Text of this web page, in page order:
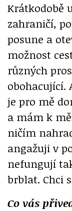
Krátkodobě
zahraničí,
posune a
možnost
různých
obohacující.
je pro mě
a mám k
ničím
angažuji v
nefungují
brblat. Chci
Co vás